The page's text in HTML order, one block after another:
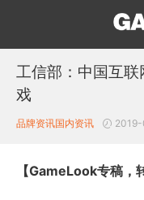
工信部：中国互
戏
品牌资讯国内资讯
【GameLook专稿，